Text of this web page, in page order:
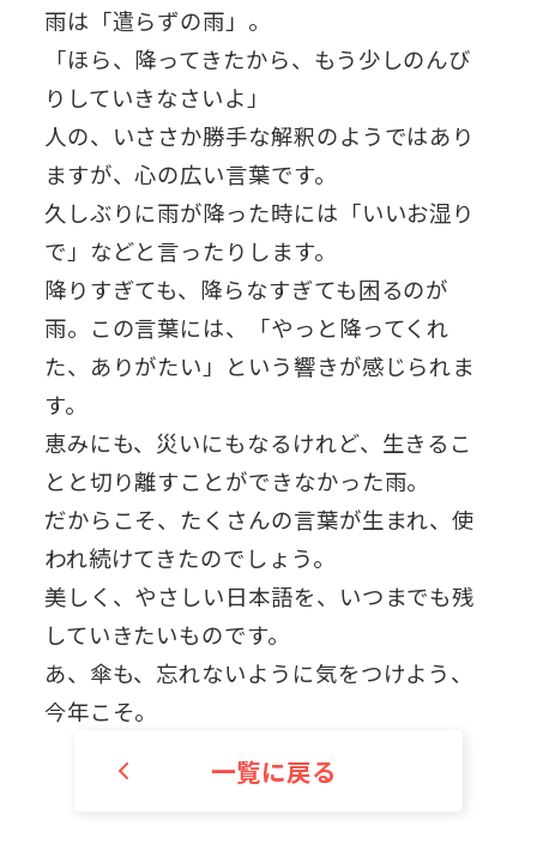
雨は「遣らずの雨」。
「ほら、降ってきたから、もう少しのんび
りしていきなさいよ」
人の、いささか勝手な解釈のようではあり
ますが、心の広い言葉です。
久しぶりに雨が降った時には「いいお湿り
で」などと言ったりします。
降りすぎても、降らなすぎても困るのが
雨。この言葉には、「やっと降ってくれ
た、ありがたい」という響きが感じられま
す。
恵みにも、災いにもなるけれど、生きるこ
とと切り離すことができなかった雨。
だからこそ、たくさんの言葉が生まれ、使
われ続けてきたのでしょう。
美しく、やさしい日本語を、いつまでも残
していきたいものです。
あ、傘も、忘れないように気をつけよう、
今年こそ。
一覧に戻る